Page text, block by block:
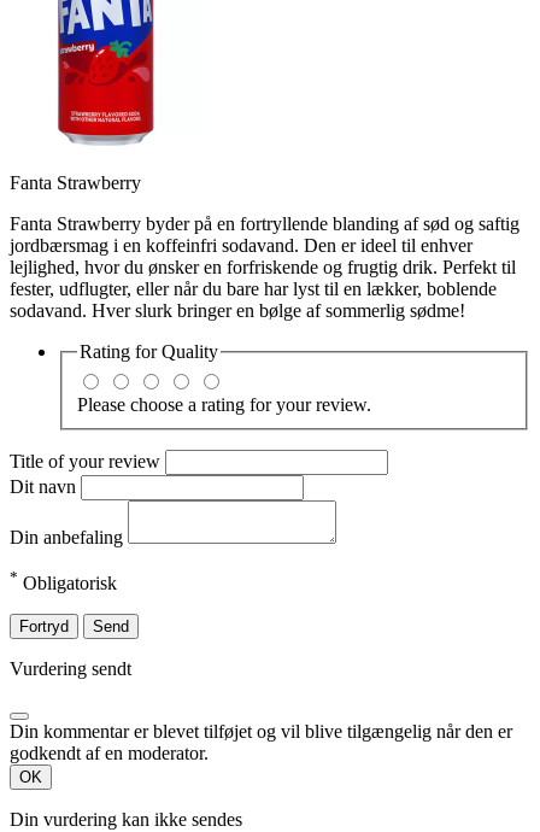
Fanta Strawberry
Fanta Strawberry byder på en fortryllende blanding af sød og saftig
jordbærsmag i en koffeinfri sodavand. Den er ideel til enhver
lejlighed, hvor du ønsker en forfriskende og frugtig drik. Perfekt til
fester, udflugter, eller når du bare har lyst til en lækker, boblende
sodavand. Hver slurk bringer en bølge af sommerlig sødme!
Rating forQuality
Please choose a rating for your review.
Title of your review
Dit navn
Din anbefaling
* Obligatorisk
Fortryd Send
Vurdering sendt
Din kommentar er blevet tilføjet og vil blive tilgængelig når den er
godkendt af en moderator.
OK
Din vurdering kan ikke sendes